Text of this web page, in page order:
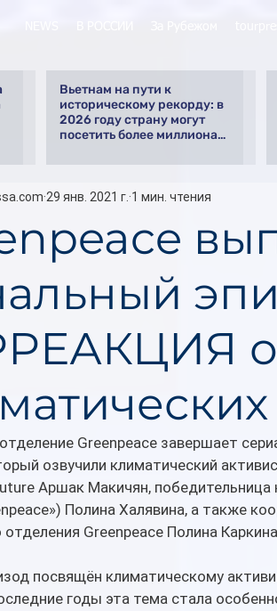
Вьетнам на пути к
историческому рекорду: в
2026 году страну могут
посетить более миллиона
о
29 янв. 2021 г. 1 мин. чтения
Greenpeace завершает
озвучили климатический
Аршак Макичян,
Полина Халявина, а также
отделения Greenpeace Полина
посвящён климатическому
годы эта тема стала